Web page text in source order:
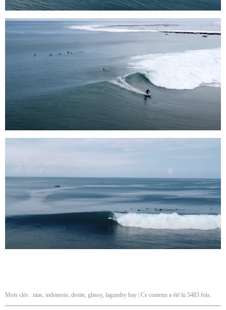
Mots clés : nias, indonesie, droite, glassy, lagundry bay | Ce contenu a été lu 5483 fois.